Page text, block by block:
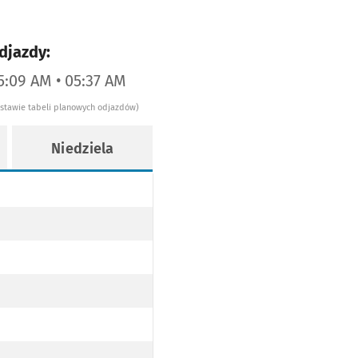
AM • 05:37 AM
tabeli planowych odjazdów)
Niedziela